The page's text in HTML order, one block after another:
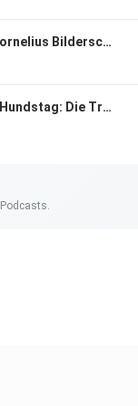
Tante Silvias Bilder: Kornelius Bilderschreck | Eine Gute-Nacht-Geschichte ab 5 Jahren / Mundart Oberfranken
Yuna, Kra Kra und der Hundstag: Die Tropennacht | Eine Gute-Nacht-Geschichte ab 5 Jahren